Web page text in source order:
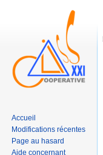
Accueil
Modifications récentes
Page au hasard
Aide concernant